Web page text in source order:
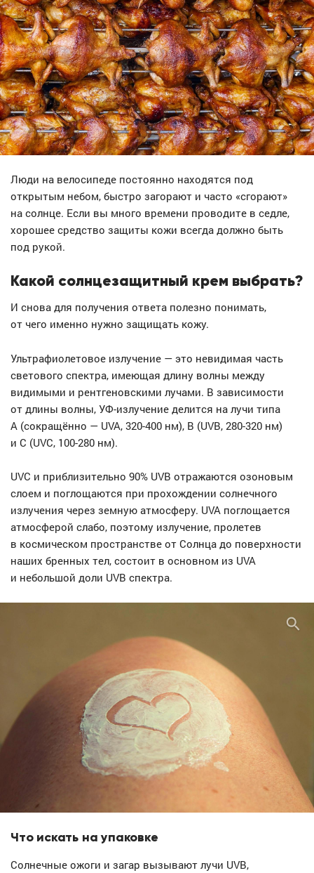
Люди на велосипеде постоянно находятся под
открытым небом, быстро загорают и часто «сгорают»
на солнце. Если вы много времени проводите в седле,
хорошее средство защиты кожи всегда должно быть
под рукой.
Какой солнцезащитный крем выбрать?
И снова для получения ответа полезно понимать,
от чего именно нужно защищать кожу.
Ультрафиолетовое излучение — это невидимая часть
светового спектра, имеющая длину волны между
видимыми и рентгеновскими лучами. В зависимости
от длины волны, УФ-излучение делится на лучи типа
A (сокращённо — UVA, 320-400 нм), B (UVB, 280-320 нм)
и C (UVC, 100-280 нм).
UVC и приблизительно 90% UVB отражаются озоновым
слоем и поглощаются при прохождении солнечного
излучения через земную атмосферу. UVA поглощается
атмосферой слабо, поэтому излучение, пролетев
в космическом пространстве от Солнца до поверхности
наших бренных тел, состоит в основном из UVA
и небольшой доли UVB спектра.
Что искать на упаковке
Солнечные ожоги и загар вызывают лучи UVB,